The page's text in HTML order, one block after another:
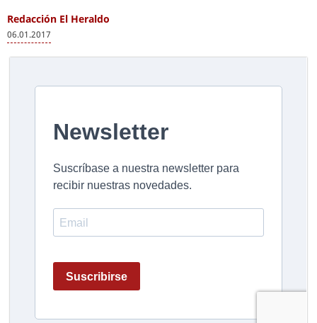
Redacción El Heraldo
06.01.2017